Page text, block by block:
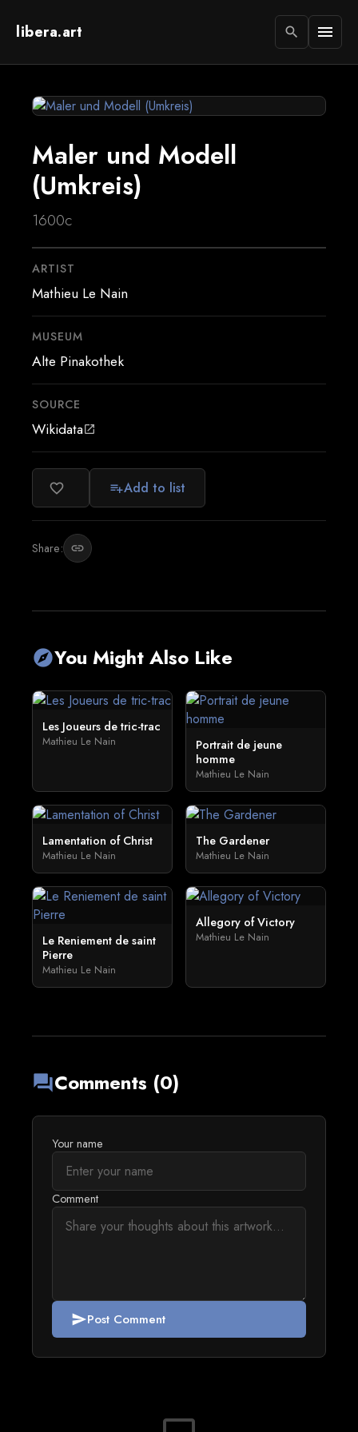
libera.art search menu
Maler und Modell
(Umkreis)
1600c
ARTIST
Mathieu Le Nain
MUSEUM
Alte Pinakothek
SOURCE
Wikidataopen_in_new
favorite_border playlist_addAdd to list
Share: link
exploreYou Might Also Like
Les Joueurs de tric-trac
Mathieu Le Nain
Portrait de jeune
homme
Mathieu Le Nain
Lamentation of Christ
Mathieu Le Nain
The Gardener
Mathieu Le Nain
Le Reniement de saint
Pierre
Mathieu Le Nain
Allegory of Victory
Mathieu Le Nain
forumComments (0)
Your name
Comment
sendPost Comment